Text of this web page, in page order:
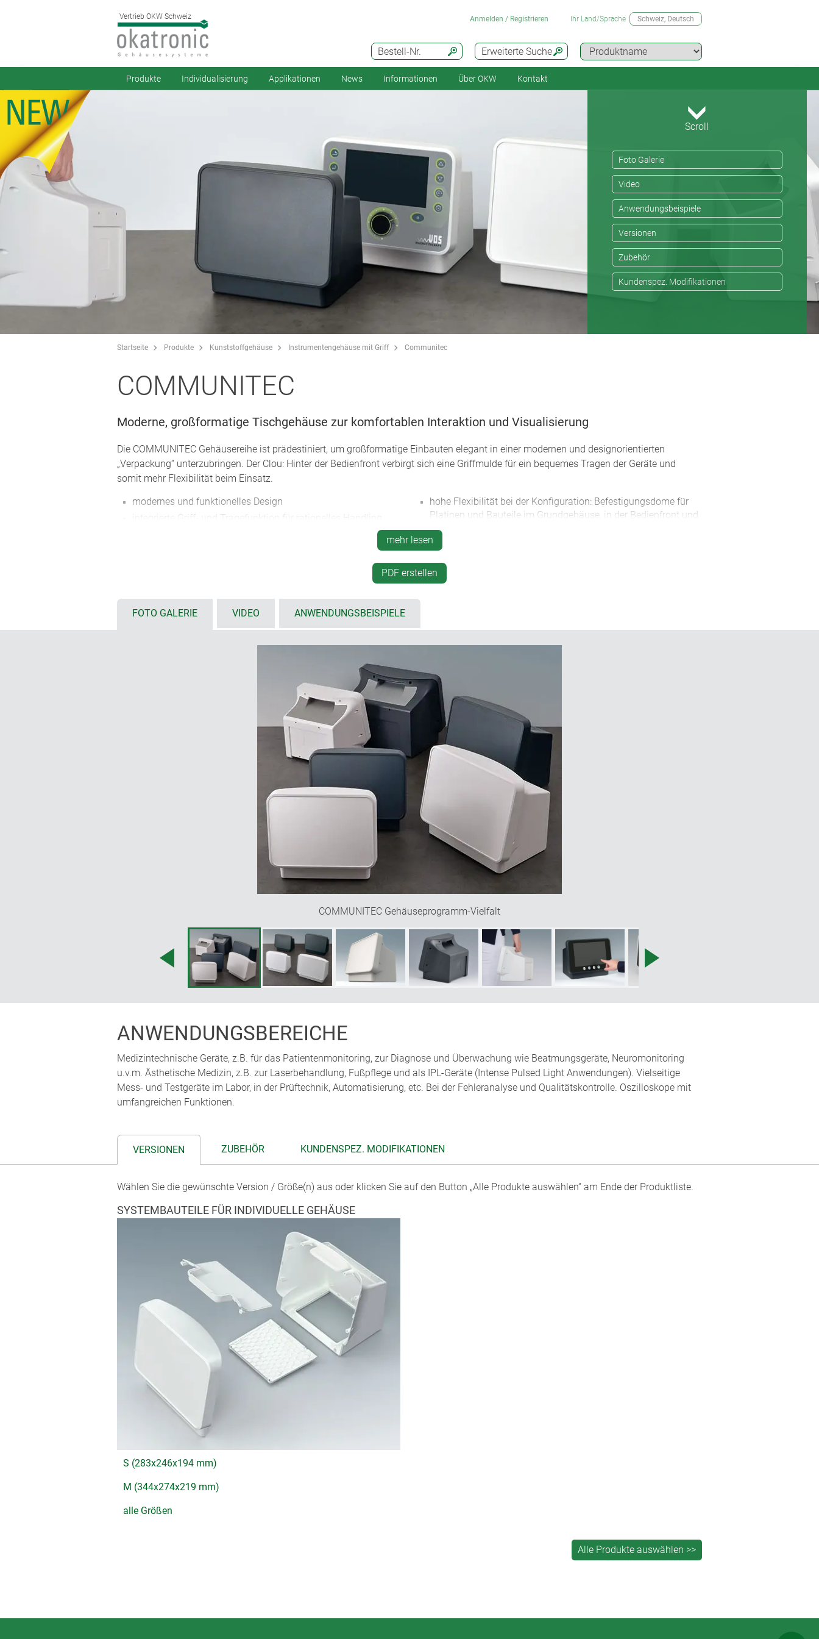
Vertrieb OKW Schweiz
Erweiterte Suche
Bestell-Nr.
Anmelden / Registrieren Ihr Land/Sprache Schweiz, Deutsch
Produkte Individualisierung Applikationen News Informationen Über OKW Kontakt
Scroll
Foto Galerie
Video
Anwendungsbeispiele
Versionen
Zubehör
Kundenspez. Modifikationen
Startseite Produkte Kunststoffgehäuse Instrumentengehäuse mit Griff Communitec
COMMUNITEC
Moderne, großformatige Tischgehäuse zur komfortablen Interaktion und Visualisierung
Die COMMUNITEC Gehäusereihe ist prädestiniert, um großformatige Einbauten elegant in einer modernen und designorientierten
„Verpackung“ unterzubringen. Der Clou: Hinter der Bedienfront verbirgt sich eine Griffmulde für ein bequemes Tragen der Geräte und
somit mehr Flexibilität beim Einsatz.
modernes und funktionelles Design
integrierte Griff- und Tragefunktion für rationelles Handling
Folientastatur oder großformatiger Displays 11,5" - 14" (29 cm -
35 cm); außerdem plane Fläche für frontseitige Bedienelemente
seitlich große Flächen für Anschlüsse, Lüftungsschlitze bei
eingebauter Buchsen, Stecker und Zuleitungen; zusätzliche
4-teilige Konstruktion: Grundgehäuse, Bedienfront, Abdeckung
Griffmulde und Bodenplatte – erhältlich als Baugruppenteile für
hohe Flexibilität bei der Konfiguration: Befestigungsdome für
Platinen und Bauteile im Grundgehäuse, in der Bedienfront und
auf der Bodenplatte
Einfache Montage/Einbau: rationelle Bestückung der
Montage der Bodenplatte mitsamt der Elektronikeinheit im
COMMUNITEC-Grundgehäuse. Besonders montage- und
„COMMUNITEC ist das Tischgehäuse, das die Anforderungen digitaler und analoger Technik miteinander in Einklang bringt. Im Zentrum
steht eine ergonomisch geneigte, großzügige Anzeige- und Bedienfläche, die viel Raum für Ihr Userinterface bietet. Dahinter versteckt
sich, zurückgesetzt, ein tiefes Einbauvolumen für elektronische und mechanische Baugruppen. Der elegante, scheinbar schwebende
Frontrahmen wird organisch so in den Korpus überführt, dass seine Dimensionen kleiner wirken. Im Sockel unter der Gehäusefront ist die
Montagefläche für Verbindungen zu Elementen, die ihr System auf dem Tisch ergänzen werden. Und, ein verdeckter Eingriff auf der
Rückseite der Front macht möglich, dass ihr Produkt im sicheren Griff an den Ort gebracht werden kann, an dem es gebraucht wird.“
Martin Nußberger, polyform Industrie Design
mehr lesen
PDF erstellen
FOTO GALERIE VIDEO ANWENDUNGSBEISPIELE
COMMUNITEC Gehäuseprogramm-Vielfalt
ANWENDUNGSBEREICHE
Medizintechnische Geräte, z.B. für das Patientenmonitoring, zur Diagnose und Überwachung wie Beatmungsgeräte, Neuromonitoring
u.v.m. Ästhetische Medizin, z.B. zur Laserbehandlung, Fußpflege und als IPL-Geräte (Intense Pulsed Light Anwendungen). Vielseitige
Mess- und Testgeräte im Labor, in der Prüftechnik, Automatisierung, etc. Bei der Fehleranalyse und Qualitätskontrolle. Oszilloskope mit
umfangreichen Funktionen.
VERSIONEN ZUBEHÖR KUNDENSPEZ. MODIFIKATIONEN
Wählen Sie die gewünschte Version / Größe(n) aus oder klicken Sie auf den Button „Alle Produkte auswählen“ am Ende der Produktliste.
SYSTEMBAUTEILE FÜR INDIVIDUELLE GEHÄUSE
S (283x246x194 mm)
M (344x274x219 mm)
alle Größen